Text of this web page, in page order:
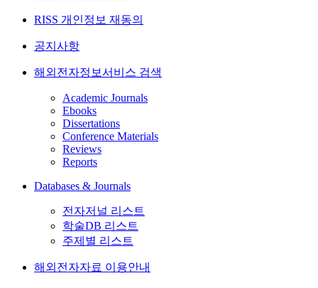
RISS 개인정보 재동의
공지사항
해외전자정보서비스 검색
Academic Journals
Ebooks
Dissertations
Conference Materials
Reviews
Reports
Databases & Journals
전자저널 리스트
학술DB 리스트
주제별 리스트
해외전자자료 이용안내